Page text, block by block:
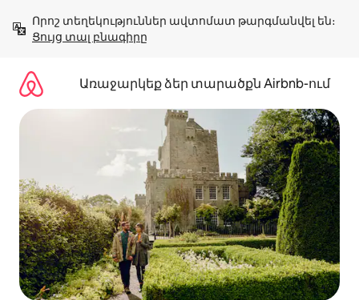
բովանդակությանը
Ցույց տալ բնագիրը
Առաջարկեք ձեր տարածքն Airbnb-ում